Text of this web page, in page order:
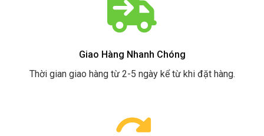
Giao Hàng Nhanh Chóng
Thời gian giao hàng từ 2-5 ngày kể từ khi đặt hàng.